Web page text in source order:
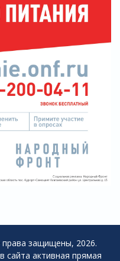
защищены, 2026.
сайта активная прямая